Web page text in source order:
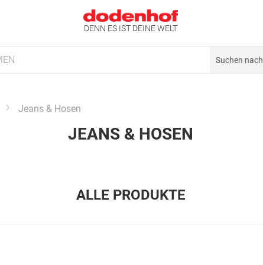
DENN ES IST DEINE WELT
Jeans & Hosen
JEANS & HOSEN
ALLE PRODUKTE